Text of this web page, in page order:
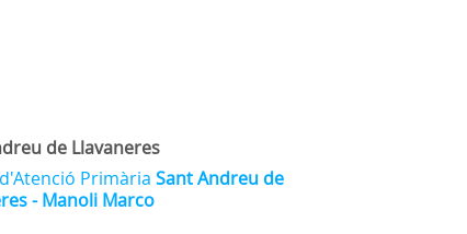
de Llavaneres
PrimàriaSant Andreu de
- Manoli Marco